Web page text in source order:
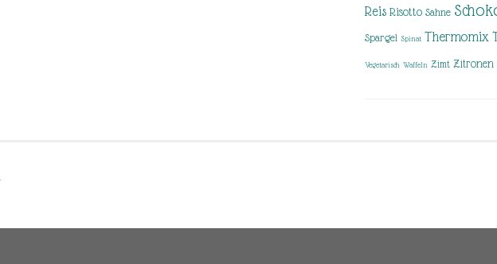
Reis Risotto Sahne
Spargel Spinat Thermomix
Vegetarisch Waffeln Zimt Zitronen